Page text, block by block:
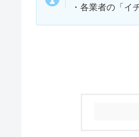
・各業者の「イ